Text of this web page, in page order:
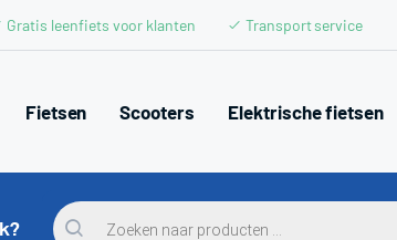
Gratis leenfiets voor klanten Transport service
Fietsen Scooters Elektrische fietsen
Producten
zoeken